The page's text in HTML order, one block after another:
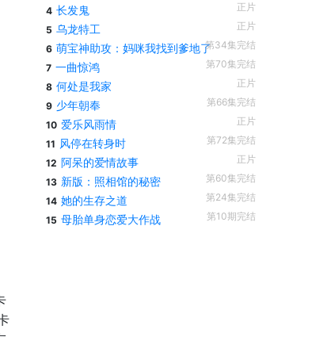
4 长发鬼
正片
5 乌龙特工
正片
6 萌宝神助攻：妈咪我找到爹地了第34集完结
7 一曲惊鸿
第70集完结
8 何处是我家
正片
9 少年朝奉
第66集完结
10 爱乐风雨情
正片
11 风停在转身时
第72集完结
12 阿呆的爱情故事
正片
13 新版：照相馆的秘密
第60集完结
14 她的生存之道
第24集完结
15 母胎单身恋爱大作战 第10期完结